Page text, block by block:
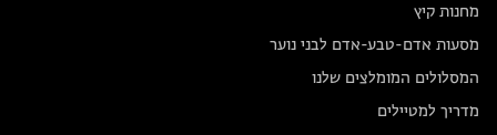
מחנות קיץ
מסעות אדם-טבע-אדם לבני נוער
המסלולים המומלצים שלנו
מדריך למטיילים